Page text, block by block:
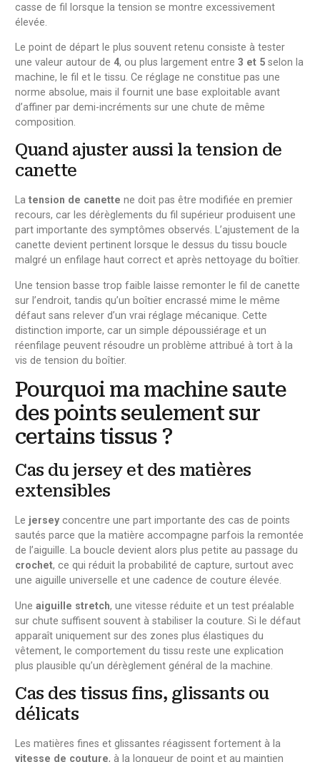
casse de fil lorsque la tension se montre excessivement
élevée.
Le point de départ le plus souvent retenu consiste à tester
une valeur autour de4, ou plus largement entre3 et 5 selon la
machine, le fil et le tissu. Ce réglage ne constitue pas une
norme absolue, mais il fournit une base exploitable avant
d’affiner par demi-incréments sur une chute de même
composition.
Quand ajuster aussi la tension de
canette
Latension de canette ne doit pas être modifiée en premier
recours, car les dérèglements du fil supérieur produisent une
part importante des symptômes observés. L’ajustement de la
canette devient pertinent lorsque le dessus du tissu boucle
malgré un enfilage haut correct et après nettoyage du boîtier.
Une tension basse trop faible laisse remonter le fil de canette
sur l’endroit, tandis qu’un boîtier encrassé mime le même
défaut sans relever d’un vrai réglage mécanique. Cette
distinction importe, car un simple dépoussiérage et un
réenfilage peuvent résoudre un problème attribué à tort à la
vis de tension du boîtier.
Pourquoi ma machine saute
des points seulement sur
certains tissus ?
Cas du jersey et des matières
extensibles
Le jersey concentre une part importante des cas de points
sautés parce que la matière accompagne parfois la remontée
de l’aiguille. La boucle devient alors plus petite au passage du
crochet, ce qui réduit la probabilité de capture, surtout avec
une aiguille universelle et une cadence de couture élevée.
Uneaiguille stretch, une vitesse réduite et un test préalable
sur chute suffisent souvent à stabiliser la couture. Si le défaut
apparaît uniquement sur des zones plus élastiques du
vêtement, le comportement du tissu reste une explication
plus plausible qu’un dérèglement général de la machine.
Cas des tissus fins, glissants ou
délicats
Les matières fines et glissantes réagissent fortement à la
vitesse de couture, à la longueur de point et au maintien